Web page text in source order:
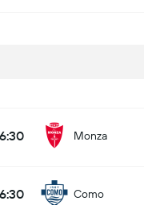
Monza
Como